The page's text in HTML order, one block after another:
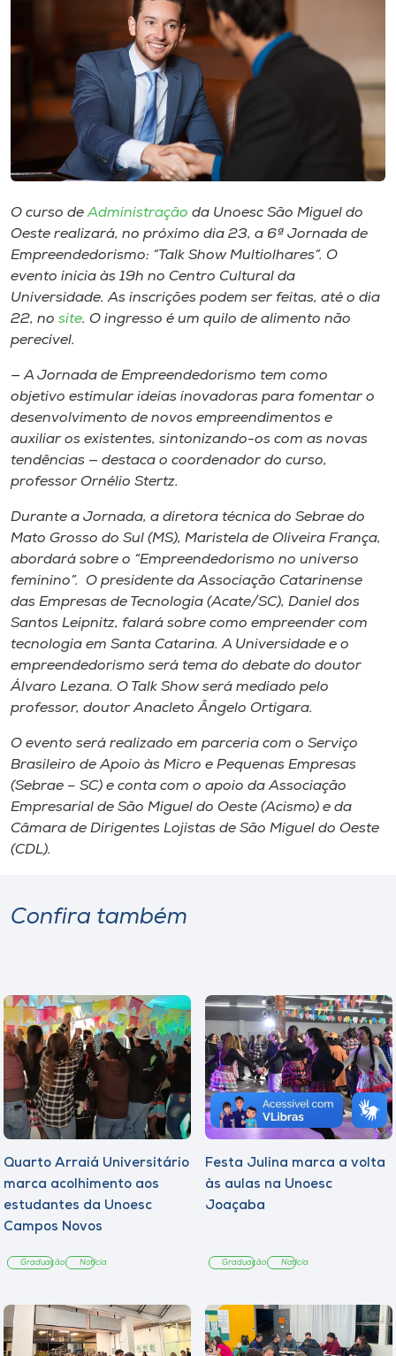
Rádio
Museu
Unoesc
Store
Selecione
O curso deAdministração da Unoesc São Miguel do
Oeste realizará, no próximo dia 23, a 6ª Jornada de
Empreendedorismo: “Talk Show Multiolhares”. O
evento inicia às 19h no Centro Cultural da
Universidade. As inscrições podem ser feitas, até o dia
22, no site. O ingresso é um quilo de alimento não
perecível.
— A Jornada de Empreendedorismo tem como
objetivo estimular ideias inovadoras para fomentar o
desenvolvimento de novos empreendimentos e
auxiliar os existentes, sintonizando-os com as novas
tendências — destaca o coordenador do curso,
professor Ornélio Stertz.
Durante a Jornada, a diretora técnica do Sebrae do
Mato Grosso do Sul (MS), Maristela de Oliveira França,
abordará sobre o “Empreendedorismo no universo
feminino”. O presidente da Associação Catarinense
das Empresas de Tecnologia (Acate/SC), Daniel dos
Santos Leipnitz, falará sobre como empreender com
tecnologia em Santa Catarina. A Universidade e o
empreendedorismo será tema do debate do doutor
Álvaro Lezana. O Talk Show será mediado pelo
professor, doutor Anacleto Ângelo Ortigara.
O evento será realizado em parceria com o Serviço
Brasileiro de Apoio às Micro e Pequenas Empresas
(Sebrae – SC) e conta com o apoio da Associação
Empresarial de São Miguel do Oeste (Acismo) e da
Câmara de Dirigentes Lojistas de São Miguel do Oeste
(CDL).
Confira também
Quarto Arraiá Universitário
marca acolhimento aos
estudantes da Unoesc
Campos Novos
Graduação Notícia
Festa Julina marca a volta
às aulas na Unoesc
Joaçaba
Graduação Notícia